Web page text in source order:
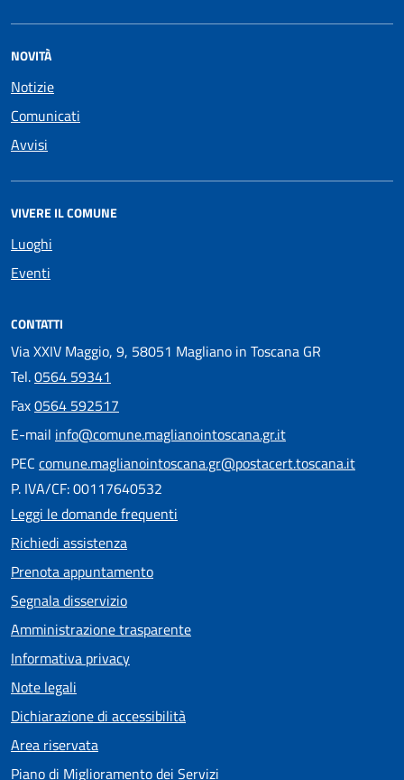
NOVITÀ
Notizie
Comunicati
Avvisi
VIVERE IL COMUNE
Luoghi
Eventi
CONTATTI
Via XXIV Maggio, 9, 58051 Magliano in Toscana GR
Tel.0564 59341
Fax0564 592517
E-mail info@comune.maglianointoscana.gr.it
PEC comune.maglianointoscana.gr@postacert.toscana.it
P. IVA/CF: 00117640532
Leggi le domande frequenti
Richiedi assistenza
Prenota appuntamento
Segnala disservizio
Amministrazione trasparente
Informativa privacy
Note legali
Dichiarazione di accessibilità
Area riservata
Piano di Miglioramento dei Servizi